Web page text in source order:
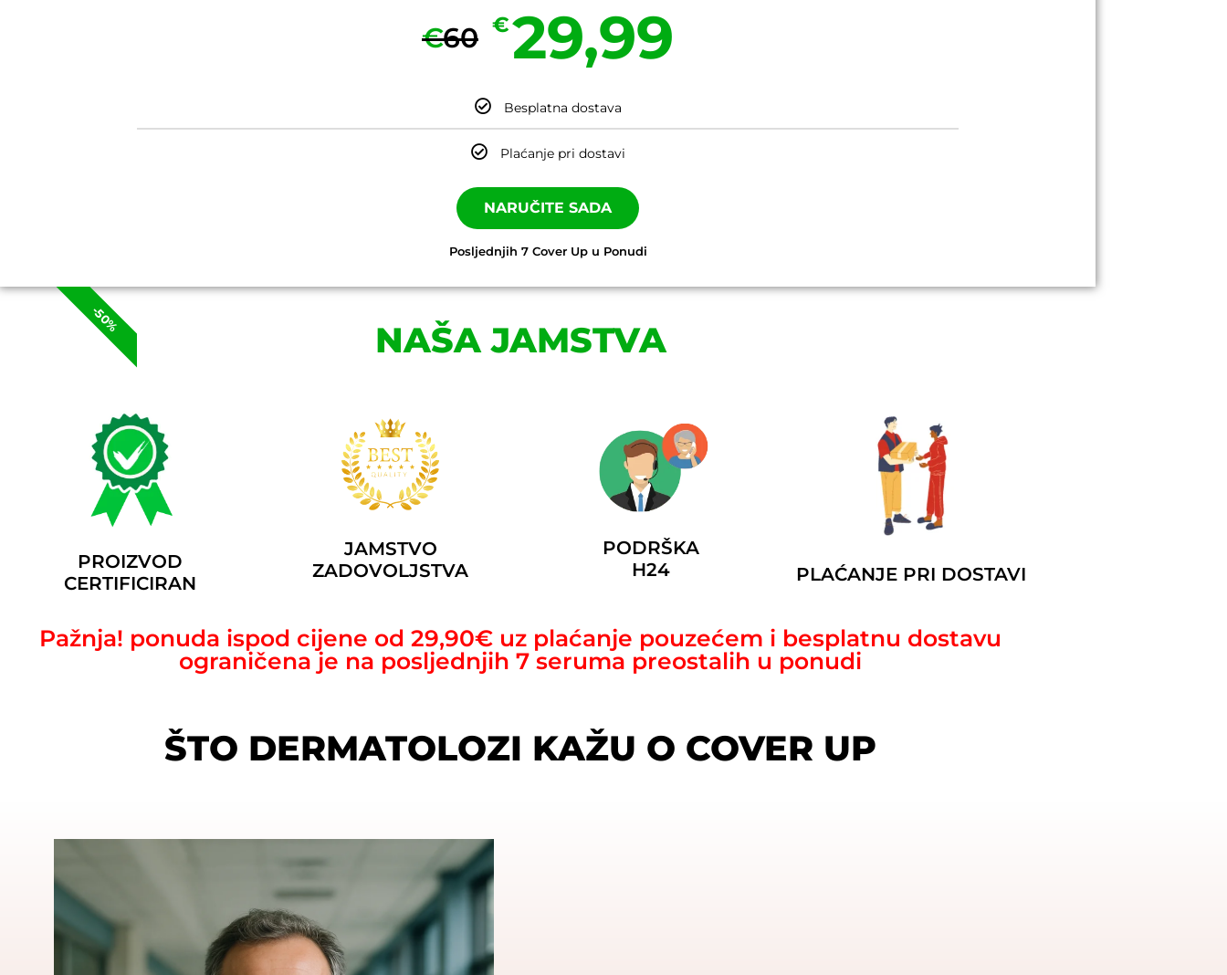
€60 €29,99
Besplatna dostava
Plaćanje pri dostavi
NARUČITE SADA
Posljednjih 7 Cover Up u Ponudi
-50% NAŠA JAMSTVA
PROIZVOD
CERTIFICIRAN
JAMSTVO
ZADOVOLJSTVA
PODRŠKA
H24
PLAĆANJE PRI DOSTAVI
Pažnja! ponuda ispod cijene od 29,90€ uz plaćanje pouzećem i besplatnu dostavu
ograničena je na posljednjih 7 seruma preostalih u ponudi
ŠTO DERMATOLOZI KAŽU O COVER UP